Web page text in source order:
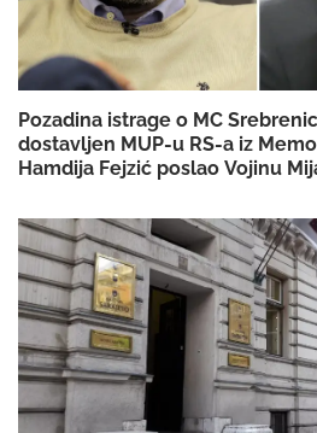
Pozadina istrage o MC
dostavljen MUP-u RS-a iz
Hamdija Fejzić poslao Vojinu